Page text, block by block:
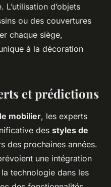
L’utilisation d’objets
ou des couvertures
chaque siège,
à la décoration
et prédictions
mobilier, les experts
des styles de
des prochaines années.
une intégration
technologie dans les